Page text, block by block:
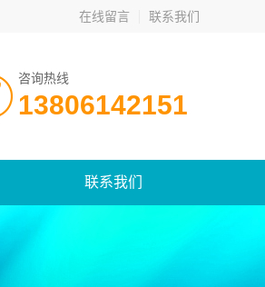
在线留言 联系我们
咨询热线
13806142151
联系我们